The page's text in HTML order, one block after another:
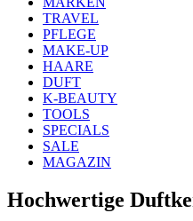
TRAVEL
PFLEGE
MAKE-UP
HAARE
DUFT
K-BEAUTY
TOOLS
SPECIALS
SALE
MAGAZIN
Hochwertige